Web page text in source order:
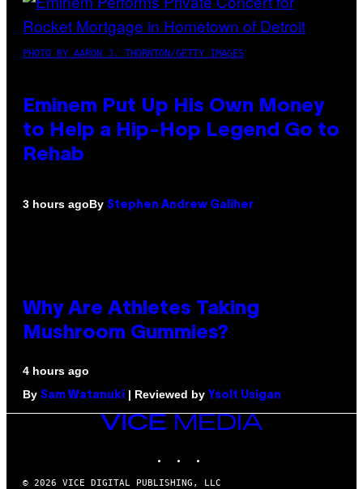
PHOTO BY AARON J. THORNTON/GETTY IMAGES
Eminem Put Up His Own Money
to Help a Hip-Hop Legend Go to
Rehab
3 hours agoBy Stephen Andrew Galiher
Why Are Athletes Taking
Mushroom Gummies?
4 hours ago
By Sam Watanuki | Reviewed by Ysolt Usigan
VICE
MEDIA
© 2026 VICE DIGITAL PUBLISHING, LLC